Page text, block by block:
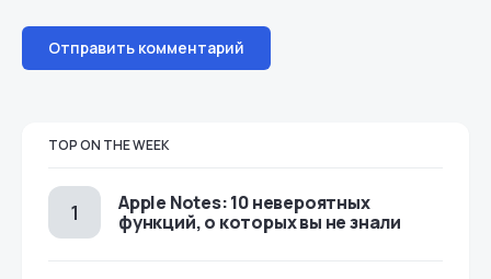
TOP ON THE WEEK
Apple Notes: 10 невероятных
функций, о которых вы не знали